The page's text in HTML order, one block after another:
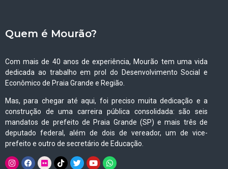
Quem é Mourão?
Com mais de 40 anos de experiência, Mourão tem uma vida
dedicada ao trabalho em prol do Desenvolvimento Social e
Econômico de Praia Grande e Região.
Mas, para chegar até aqui, foi preciso muita dedicação e a
construção de uma carreira pública consolidada: são seis
mandatos de prefeito de Praia Grande (SP) e mais três de
deputado federal, além de dois de vereador, um de vice-
prefeito e outro de secretário de Educação.